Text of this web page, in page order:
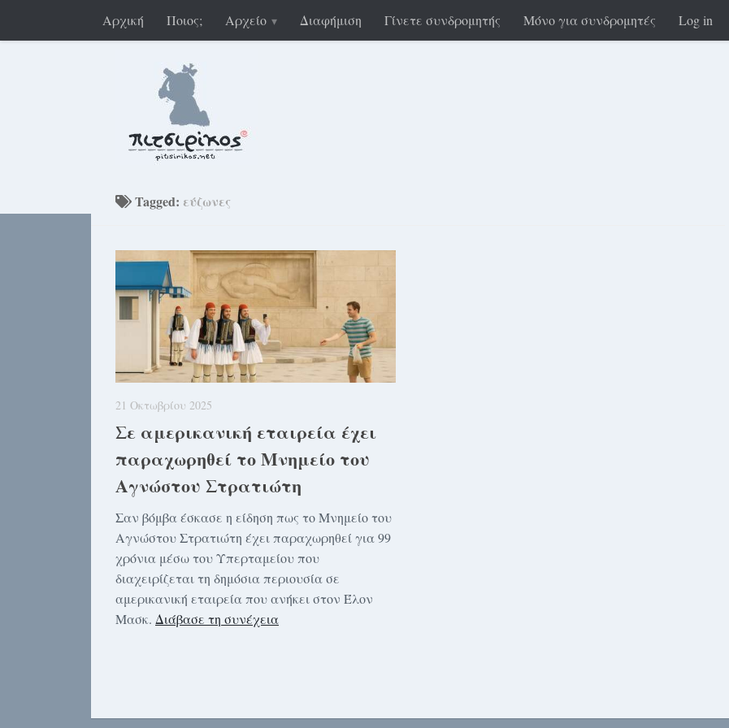
Αρχική Ποιος; Αρχείο Διαφήμιση Γίνετε συνδρομητής Μόνο για συνδρομητές Log in
Tagged: εύζωνες
21 Οκτωβρίου 2025
Σε αμερικανική εταιρεία έχει
παραχωρηθεί το Μνημείο του
Αγνώστου Στρατιώτη
Σαν βόμβα έσκασε η είδηση πως το Μνημείο του
Αγνώστου Στρατιώτη έχει παραχωρηθεί για 99
χρόνια μέσω του Υπερταμείου που
διαχειρίζεται τη δημόσια περιουσία σε
αμερικανική εταιρεία που ανήκει στον Έλον
Μασκ. Διάβασε τη συνέχεια